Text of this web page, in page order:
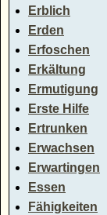
Erblich
Erden
Erfoschen
Erkältung
Ermutigung
Erste Hilfe
Ertrunken
Erwachsen
Erwartingen
Essen
Fähigkeiten